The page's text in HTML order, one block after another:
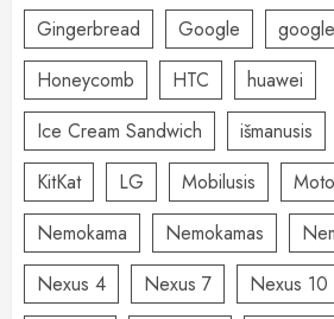
Gingerbread
Google
Honeycomb
HTC
huawei
Ice Cream Sandwich
išmanusis
KitKat
LG Mobilusis
Nemokama
Nemokamas
Nexus 4
Nexus 7 Nexus 10